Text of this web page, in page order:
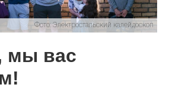
В очередной раз этот статус
педагоги.
Фото: Электростальский калейдоскоп
мы вас